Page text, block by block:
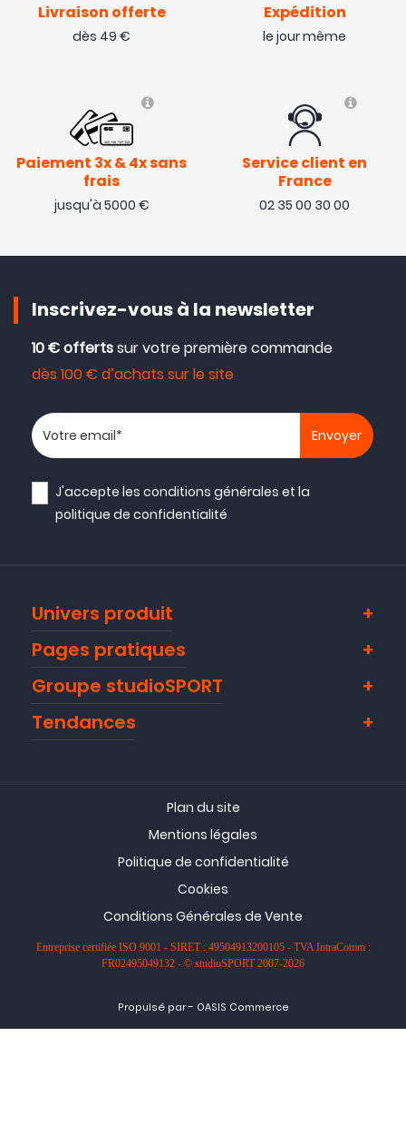
Livraison offerte
dès 49 €
Expédition
le jour même
Paiement 3x & 4x sans
frais
jusqu'à 5000 €
Service client en
France
02 35 00 30 00
Inscrivez-vous à la newsletter
10 € offertssur votre première commande
dès 100 € d’achats sur le site
Votre adresse email
J'accepte lesconditions générales et la
politique de confidentialité
Univers produit
Pages pratiques
Groupe studioSPORT
Tendances
Plan du site
Mentions légales
Politique de confidentialité
Cookies
Conditions Générales de Vente
Entreprise certifiée ISO 9001 - SIRET : 49504913200105 - TVA IntraComm :
FR02495049132 - © studioSPORT 2007-2026
Propulsé par- OASIS Commerce